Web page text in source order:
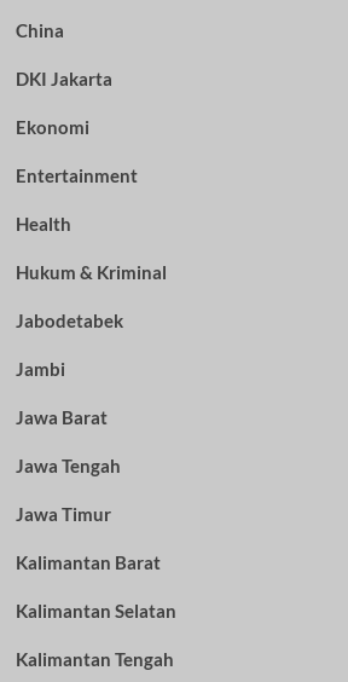
China
DKI Jakarta
Ekonomi
Entertainment
Health
Hukum & Kriminal
Jabodetabek
Jambi
Jawa Barat
Jawa Tengah
Jawa Timur
Kalimantan Barat
Kalimantan Selatan
Kalimantan Tengah